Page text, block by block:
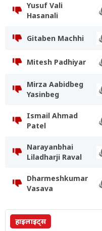
Yusuf Vali
Hasanali
Gitaben Machhi
Mitesh Padhiyar
Mirza Aabidbeg
Yasinbeg
Ismail Ahmad
Patel
Narayanbhai
Liladharji Raval
Dharmeshkumar
Vasava
हाइलाइट्स